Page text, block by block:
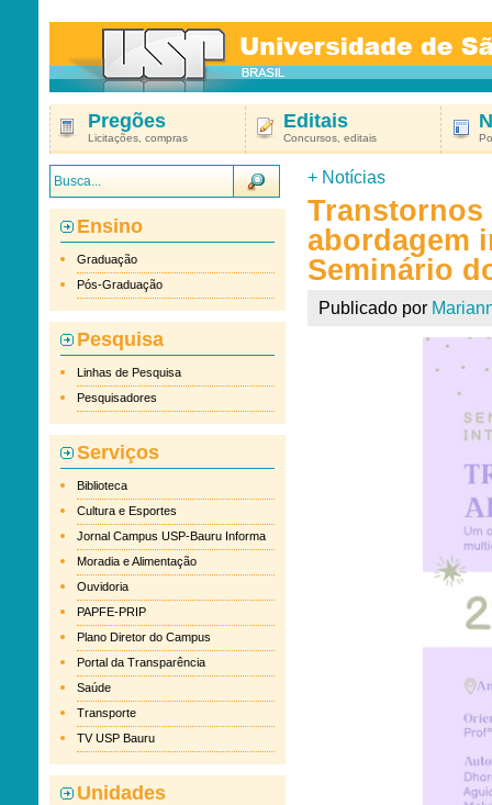
Pregões
Licitações, compras
Editais
Concursos, editais
Ensino
Graduação
Pós-Graduação
Pesquisa
Linhas de Pesquisa
Pesquisadores
Serviços
Biblioteca
Cultura e Esportes
Jornal Campus USP-Bauru Informa
Moradia e Alimentação
Ouvidoria
PAPFE-PRIP
Plano Diretor do Campus
Portal da Transparência
Saúde
Transporte
TV USP Bauru
Unidades
+ Notícias
Transtornos
abordagem
Seminário
Publicado por